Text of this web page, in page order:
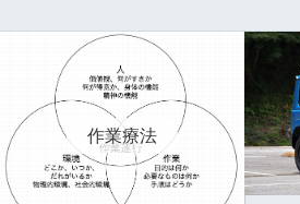
作業療法